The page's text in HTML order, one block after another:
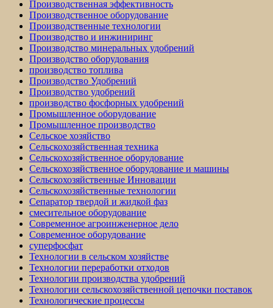
Производственная эффективность
Производственное оборудование
Производственные технологии
Производство и инжиниринг
Производство минеральных удобрений
Производство оборудования
производство топлива
Производство Удобрений
Производство удобрений
производство фосфорных удобрений
Промышленное оборудование
Промышленное производство
Сельское хозяйство
Сельскохозяйственная техника
Сельскохозяйственное оборудование
Сельскохозяйственное оборудование и машины
Сельскохозяйственные Инновации
Сельскохозяйственные технологии
Сепаратор твердой и жидкой фаз
смесительное оборудование
Современное агроинженерное дело
Современное оборудование
суперфосфат
Технологии в сельском хозяйстве
Технологии переработки отходов
Технологии производства удобрений
Технологии сельскохозяйственной цепочки поставок
Технологические процессы